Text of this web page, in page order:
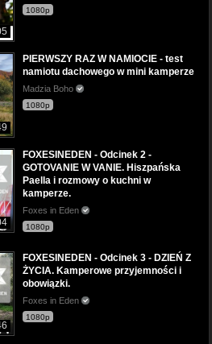
1080p
PIERWSZY RAZ W NAMIOCIE - test
namiotu dachowego w mini kamperze
Madzia Boho
1080p
FOXESINEDEN - Odcinek 2 -
GOTOVANIE W VANIE. Hiszpańska
Paella i rozmowy o kuchni w
kamperze.
Foxes in Eden
1080p
FOXESINEDEN - Odcinek 3 - DZIEŃ Z
ŻYCIA. Kamperowe przyjemności i
obowiązki.
Foxes in Eden
1080p